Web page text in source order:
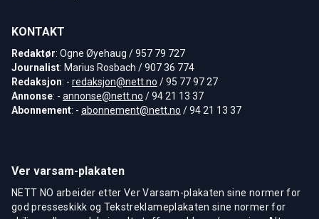
KONTAKT
Redaktør: Ogne Øyehaug / 957 79 727
Journalist: Marius Rosbach / 907 36 774
Redaksjon: - redaksjon@nett.no / 95 77 97 27
Annonse: - annonse@nett.no / 94 21 13 37
Abonnement: - abonnement@nett.no / 94 21 13 37
Ver varsam-plakaten
NETT NO arbeider etter Ver Varsam-plakaten sine normer for
god presseskikk og Tekstreklameplakaten sine normer for